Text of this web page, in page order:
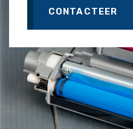
CONTACTEER